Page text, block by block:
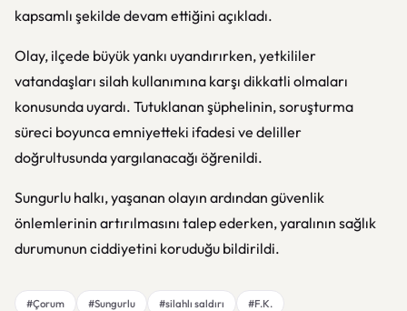
kapsamlı şekilde devam ettiğini açıkladı.
Olay, ilçede büyük yankı uyandırırken, yetkililer
vatandaşları silah kullanımına karşı dikkatli olmaları
konusunda uyardı. Tutuklanan şüphelinin, soruşturma
süreci boyunca emniyetteki ifadesi ve deliller
doğrultusunda yargılanacağı öğrenildi.
Sungurlu halkı, yaşanan olayın ardından güvenlik
önlemlerinin artırılmasını talep ederken, yaralının sağlık
durumunun ciddiyetini koruduğu bildirildi.
#Çorum #Sungurlu #silahlı saldırı
#F.K.